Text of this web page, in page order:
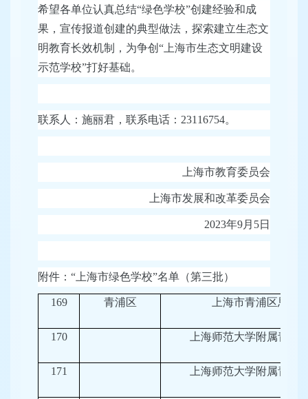
希望各单位认真总结“绿色学校”创建经验和成
果，宣传报道创建的典型做法，探索建立生态文
明教育长效机制，为争创“上海市生态文明建设
示范学校”打好基础。
联系人：施丽君，联系电话：23116754。
上海市教育委员会
上海市发展和改革委员会
2023年9月5日
附件：“上海市绿色学校”名单（第三批）
169 青浦区 上海市青浦区思源
170 上海师范大学附属青浦
171 上海师范大学附属青浦